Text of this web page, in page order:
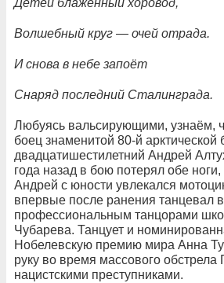
Детей блаженный хоровод,
Волшебный круг — очей отрада.
И снова в небе запоёт
Снаряд последний Сталинграда.
Любуясь вальсирующими, узнаём,
боец знаменитой 80-й арктической
двадцатишестилетний Андрей
года назад в бою потерял обе
Андрей с юности увлекался
впервые после ранения танцевал
профессиональным танцорами
Чубарева. Танцует и
Нобелевскую премию мира Анна
руку во время массового обстрела
нацистскими преступниками.